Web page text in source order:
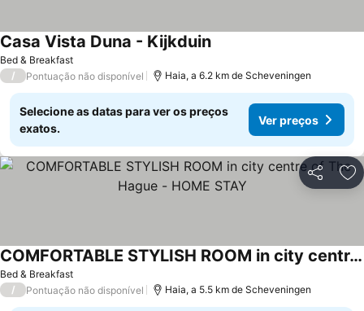
Bed & Breakfast
Casa Vista Duna - KijkduinVer preços
/ Pontuação não disponível Haia, a 6.2 km de Scheveningen
Selecione as datas para ver os preços
exatos.
Ver preços
Partilhar
Bed & Breakfast
COMFORTABLE STYLISH ROOM in city centre of The Hague - HOME STAY
Ver preços
/ Pontuação não disponível Haia, a 5.5 km de Scheveningen